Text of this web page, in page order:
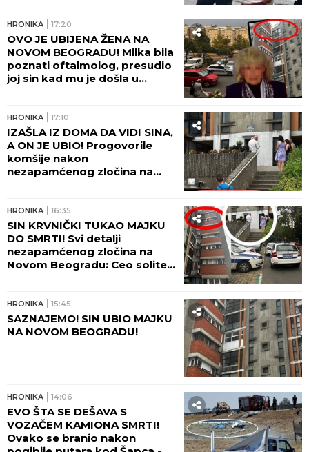
HRONIKA 17:20
OVO JE UBIJENA ŽENA NA
NOVOM BEOGRADU! Milka bila
poznati oftalmolog, presudio
joj sin kad mu je došla u
HRONIKA 17:10
IZAŠLA IZ DOMA DA VIDI SINA,
A ON JE UBIO! Progovorile
komšije nakon
nezapamćenog zločina na
HRONIKA 16:35
SIN KRVNIČKI TUKAO MAJKU
DO SMRTI! Svi detalji
nezapamćenog zločina na
Novom Beogradu: Ceo soliter
HRONIKA 15:45
SAZNAJEMO! SIN UBIO MAJKU
NA NOVOM BEOGRADU!
HRONIKA 14:06
EVO ŠTA SE DEŠAVA S
VOZAČEM KAMIONA SMRTI!
Ovako se branio nakon